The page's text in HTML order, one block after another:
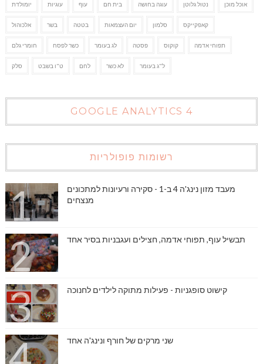
יומולדת עוגיות עוף בית חם עוגה בחושה נטול גלוטן אוכל מוכן
אלכוהול בשר בטטה יום העצמאות סלמון קאפקייקס
חומרי גלם כשר לפסח לג בעומר פסטה קוקוס תפוחי אדמה
סלק ט"ו בשבט לחם לא כשר ל"ג בעומר
GOOGLE ANALYTICS 4
רשומות פופולריות
מעבד מזון נינג'ה 4 ב-1 - סקירה ורעיונות למתכונים
מנצחים
תבשיל עוף, תפוחי אדמה, חצילים ועגבניות בסיר אחד
קישוט סופגניות - פעילות מתוקה לילדים לחנוכה
שני מרקים של חורף ונינג'ה אחד